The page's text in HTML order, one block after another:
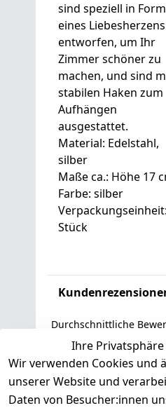
sind speziell in Form
eines Liebesherzens
entworfen, um Ihr
Zimmer schöner zu
machen, und sind
stabilen Haken zum
Aufhängen
ausgestattet.
Material: Edelstahl,
silber
Maße ca.: Höhe 17
Farbe: silber
Stück
Durchschnittliche
Basierend auf 0
Bewertung
Ihre
Wir verwenden Cookies und
unserer Website und
Daten von Besucher:innen